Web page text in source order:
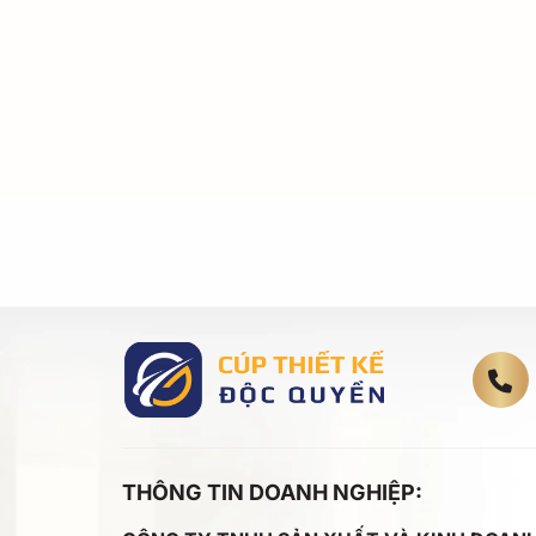
THÔNG TIN DOANH NGHIỆP: